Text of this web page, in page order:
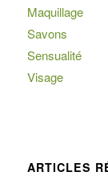
Maquillage
Savons
Sensualité
Visage
ARTICLES